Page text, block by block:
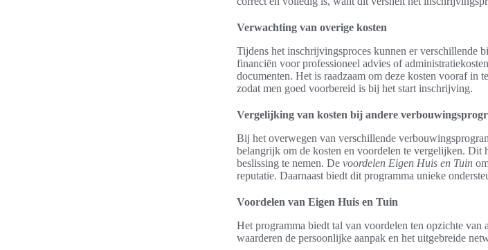
Verwachting van overige kosten
Tijdens het inschrijvingsproces kunnen er verschillende
financiën voor professioneel advies of
documenten. Het is raadzaam om deze kosten vooraf in
zodat men goed voorbereid is bij het start inschrijving.
Vergelijking van kosten bij andere
Bij het overwegen van verschillende
belangrijk om de kosten en voordelen te vergelijken. Dit
beslissing te nemen. De voordelen Eigen Huis en Tuin
reputatie. Daarnaast biedt dit programma unieke
Voordelen van Eigen Huis en Tuin
Het programma biedt tal van voordelen ten opzichte van
waarderen de persoonlijke aanpak en het uitgebreide